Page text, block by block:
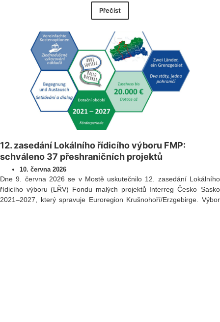
Přečíst
12. zasedání Lokálního řídicího výboru FMP:
schváleno 37 přeshraničních projektů
10. června 2026
Dne 9. června 2026 se v Mostě uskutečnilo 12. zasedání Lokálního
řídicího výboru (LŘV) Fondu malých projektů Interreg Česko–Sasko
2021–2027, který spravuje Euroregion Krušnohoří/Erzgebirge. Výbor